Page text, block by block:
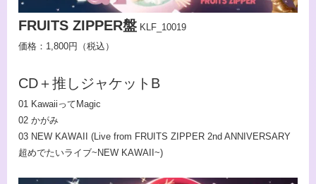
FRUITS ZIPPER盤 KLF_10019
価格：1,800円（税込）
CD＋推しジャケットB
01 KawaiiってMagic
02 かがみ
03 NEW KAWAII (Live from FRUITS ZIPPER 2nd ANNIVERSARY
超めでたいライブ~NEW KAWAII~)